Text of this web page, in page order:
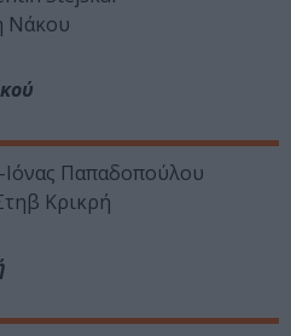
Νάκου
Ιόνας Παπαδοπούλου
Κρικρή